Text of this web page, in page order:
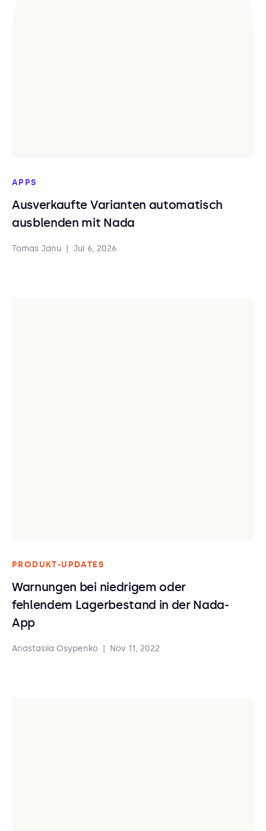
APPS
Ausverkaufte Varianten automatisch
ausblenden mit Nada
Tomas Janu Jul 6, 2026
PRODUKT-UPDATES
Warnungen bei niedrigem oder
fehlendem Lagerbestand in der Nada-
App
Anastasiia Osypenko Nov 11, 2022